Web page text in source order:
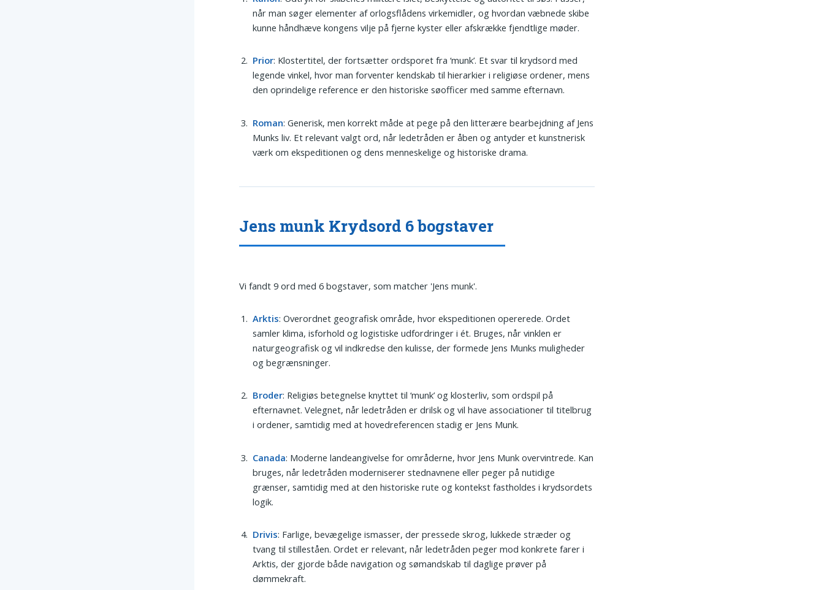
når man søger elementer af orlogsflådens virkemidler, og hvordan væbnede skibe
kunne håndhæve kongens vilje på fjerne kyster eller afskrække fjendtlige møder.
Prior: Klostertitel, der fortsætter ordsporet fra ‘munk’. Et svar til krydsord med
legende vinkel, hvor man forventer kendskab til hierarkier i religiøse ordener, mens
den oprindelige reference er den historiske søofficer med samme efternavn.
Roman: Generisk, men korrekt måde at pege på den litterære bearbejdning af Jens
Munks liv. Et relevant valgt ord, når ledetråden er åben og antyder et kunstnerisk
værk om ekspeditionen og dens menneskelige og historiske drama.
Jens munk Krydsord 6 bogstaver
Vi fandt 9 ord med 6 bogstaver, som matcher 'Jens munk'.
Arktis: Overordnet geografisk område, hvor ekspeditionen opererede. Ordet
samler klima, isforhold og logistiske udfordringer i ét. Bruges, når vinklen er
naturgeografisk og vil indkredse den kulisse, der formede Jens Munks muligheder
og begrænsninger.
Broder: Religiøs betegnelse knyttet til ‘munk’ og klosterliv, som ordspil på
efternavnet. Velegnet, når ledetråden er drilsk og vil have associationer til titelbrug
i ordener, samtidig med at hovedreferencen stadig er Jens Munk.
Canada: Moderne landeangivelse for områderne, hvor Jens Munk overvintrede. Kan
bruges, når ledetråden moderniserer stednavnene eller peger på nutidige
grænser, samtidig med at den historiske rute og kontekst fastholdes i krydsordets
logik.
Drivis: Farlige, bevægelige ismasser, der pressede skrog, lukkede stræder og
tvang til stilleståen. Ordet er relevant, når ledetråden peger mod konkrete farer i
Arktis, der gjorde både navigation og sømandskab til daglige prøver på
dømmekraft.